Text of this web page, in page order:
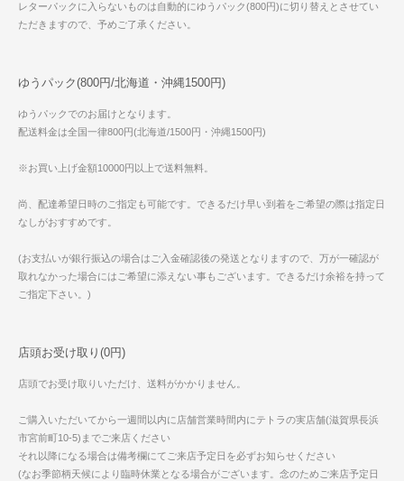
レターパックに入らないものは自動的にゆうパック(800円)に切り替えとさせてい
ただきますので、予めご了承ください。
ゆうパック(800円/北海道・沖縄1500円)
ゆうパックでのお届けとなります。
配送料金は全国一律800円(北海道/1500円・沖縄1500円)
※お買い上げ金額10000円以上で送料無料。
尚、配達希望日時のご指定も可能です。できるだけ早い到着をご希望の際は指定日
なしがおすすめです。
(お支払いが銀行振込の場合はご入金確認後の発送となりますので、万が一確認が
取れなかった場合にはご希望に添えない事もございます。できるだけ余裕を持って
ご指定下さい。)
店頭お受け取り(0円)
店頭でお受け取りいただけ、送料がかかりません。
ご購入いただいてから一週間以内に店舗営業時間内にテトラの実店舗(滋賀県長浜
市宮前町10-5)までご来店ください
それ以降になる場合は備考欄にてご来店予定日を必ずお知らせください
(なお季節柄天候により臨時休業となる場合がございます。念のためご来店予定日